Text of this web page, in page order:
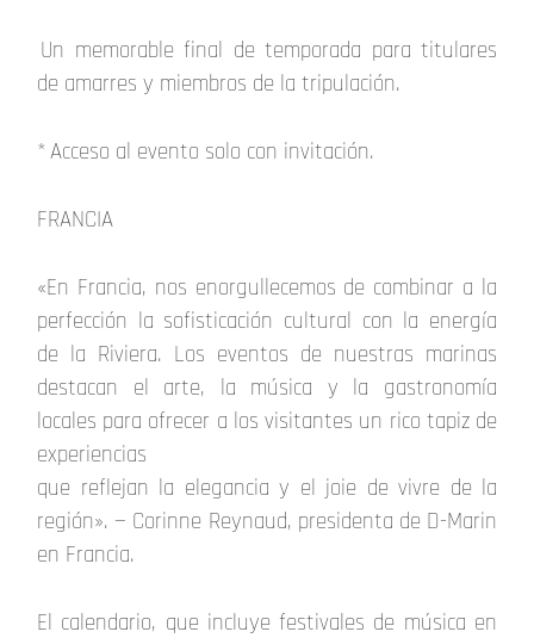
Un memorable final de temporada para titulares
de amarres y miembros de la tripulación.
* Acceso al evento solo con invitación.
FRANCIA
«En Francia, nos enorgullecemos de combinar a la
perfección la sofisticación cultural con la energía
de la Riviera. Los eventos de nuestras marinas
destacan el arte, la música y la gastronomía
locales para ofrecer a los visitantes un rico tapiz de
experiencias
que reflejan la elegancia y el joie de vivre de la
región». — Corinne Reynaud, presidenta de D-Marin
en Francia.
El calendario, que incluye festivales de música en